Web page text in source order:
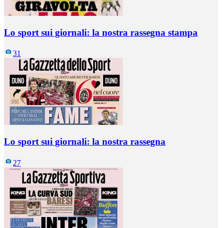
Lo sport sui giornali: la nostra rassegna stampa
31
Lo sport sui giornali: la nostra rassegna
27